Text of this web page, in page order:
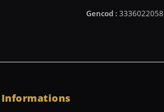
Informations